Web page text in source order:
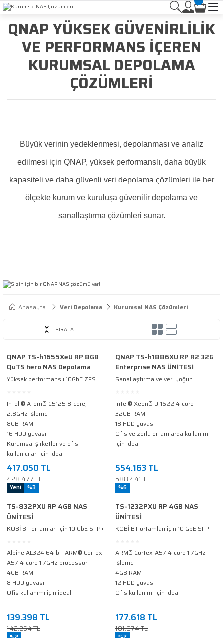
QNAP YÜKSEK GÜVENİRLİLİK
VE PERFORMANS İÇEREN
KURUMSAL DEPOLAMA
ÇÖZÜMLERİ
Büyük verinin yedeklenmesi, depolanması ve analiz
edilmesi için QNAP, yüksek performanslı, daha büyük
kapasiteli ve daha güvenli veri depolama çözümleri ile her
ölçekte kurum ve kuruluşa güvenilir depolama ve
sanallaştırma çözümleri sunar.
Anasayfa Veri Depolama Kurumsal NAS Çözümleri
SIRALA
QNAP TS-h1655XeU RP 8GB
QuTS hero NAS Depolama
Ünitesi
Yüksek performanslı 10GbE ZFS
Intel ® Atom® C5125 8-core,
2.8GHz işlemci
8GB RAM
16 HDD yuvası
Kurumsal şirketler ve ofis
kullanıcıları için ideal
417.050 TL
428.477 TL
Yeni %3
QNAP TS-h1886XU RP R2 32G
Enterprise NAS ÜNİTESİ
Sanallaştırma ve veri yoğun
depolama
Intel® Xeon® D-1622 4-core
32GB RAM
18 HDD yuvası
Ofis ve zorlu ortamlarda kullanım
için ideal
554.163 TL
588.441 TL
%6
TS-832PXU RP 4GB NAS
ÜNİTESİ
KOBİ BT ortamları için 10 GbE SFP+
çekirdekli 1,7 GHz rafa monte NAS
Alpine AL324 64-bit ARM® Cortex-
A57 4-core 1.7GHz processor
4GB RAM
8 HDD yuvası
Ofis kullanımı için ideal
139.398 TL
142.254 TL
TS-1232PXU RP 4GB NAS
ÜNİTESİ
KOBİ BT ortamları için 10 GbE SFP+
çekirdekli 1,7 GHz rafa monte NAS
ARM® Cortex-A57 4-core 1.7GHz
işlemci
4GB RAM
12 HDD yuvası
Ofis kullanımı için ideal
177.618 TL
181.674 TL